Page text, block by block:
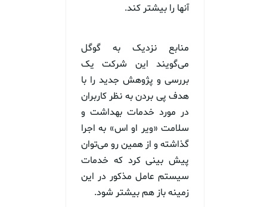
آنها را بیشتر کند.
منابع نزدیک به گوگل
می‌گویند این شرکت یک
بررسی و پژوهش جدید را با
هدف پی بردن به نظر کاربران
در مورد خدمات بهداشت و
سلامت «ویر او اس» به اجرا
گذاشته و از همین رو می‌توان
پیش بینی کرد که خدمات
سیستم عامل مذکور در این
زمینه باز هم بیشتر شود.